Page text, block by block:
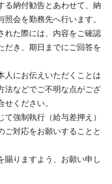
る納付勧告とあわせて、納
会を勤務先へ行います。
れた際には、内容をご確認
だき、期日までにご回答を
人にお伝えいただくことは
法などでご不明な点がござ
ください。
強制執行（給与差押え）
ご対応をお願いすることと
賜りますよう、お願い申し